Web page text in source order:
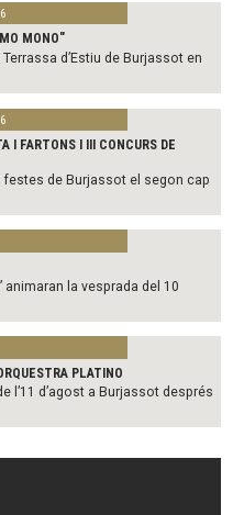
MONO"
d’Estiu de Burjassot en
I FARTONS I III CONCURS DE
festes de Burjassot el segon cap
animaran la vesprada del 10
PLATINO
l’11 d’agost a Burjassot després